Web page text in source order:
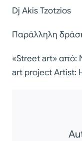
Dj Akis Tzotzios
Παράλληλη
«Street art» από:
art project Artist: